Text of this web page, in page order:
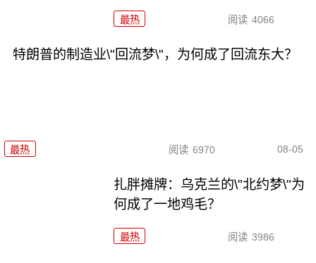
最热 阅读 4066
特朗普的制造业\"回流梦\"，为何成了回流东大？
最热 阅读 6970 08-05
扎胖摊牌：乌克兰的\"北约梦\"为
何成了一地鸡毛？
最热 阅读 3986